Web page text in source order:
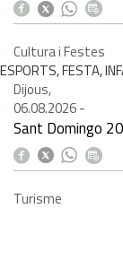
Cultura i Festes
ESPORTS, FESTA,
Dijous,
06.08.2026-
Sant Domingo
Turisme